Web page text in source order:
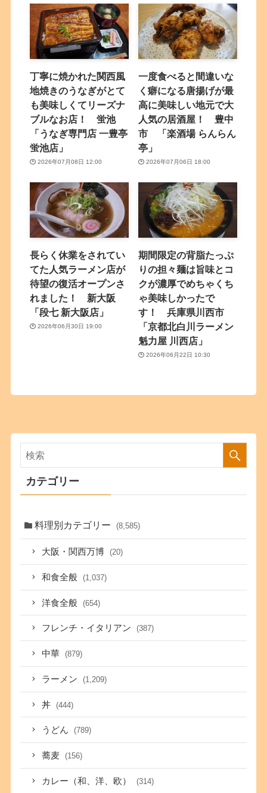
丁寧に焼かれた関西風
地焼きのうなぎがとて
も美味しくてリーズナ
ブルなお店！ 蛍池
「うなぎ専門店 一豊亭
蛍池店」
2026年07月08日 12:00
一度食べると間違いな
く癖になる唐揚げが最
高に美味しい地元で大
人気の居酒屋！ 豊中
市 「楽酒場 らんらん
亭」
2026年07月06日 18:00
長らく休業をされてい
てた人気ラーメン店が
待望の復活オープンさ
れました！ 新大阪
「段七 新大阪店」
2026年06月30日 19:00
期間限定の背脂たっぷ
りの担々麺は旨味とコ
クが濃厚でめちゃくち
ゃ美味しかったで
す！ 兵庫県川西市
「京都北白川ラーメン
魁力屋 川西店」
2026年06月22日 10:30
カテゴリー
料理別カテゴリー (8,585)
大阪・関西万博 (20)
和食全般 (1,037)
洋食全般 (654)
フレンチ・イタリアン (387)
中華 (879)
ラーメン (1,209)
丼 (444)
うどん (789)
蕎麦 (156)
カレー（和、洋、欧） (314)